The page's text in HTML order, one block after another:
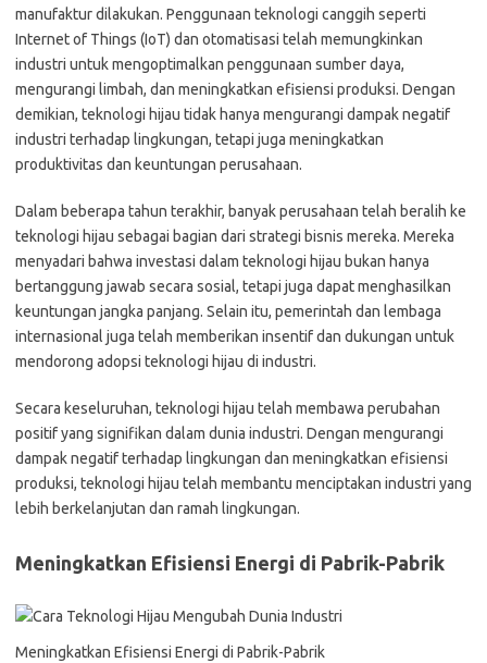
manufaktur dilakukan. Penggunaan teknologi canggih seperti
Internet of Things (IoT) dan otomatisasi telah memungkinkan
industri untuk mengoptimalkan penggunaan sumber daya,
mengurangi limbah, dan meningkatkan efisiensi produksi. Dengan
demikian, teknologi hijau tidak hanya mengurangi dampak negatif
industri terhadap lingkungan, tetapi juga meningkatkan
produktivitas dan keuntungan perusahaan.
Dalam beberapa tahun terakhir, banyak perusahaan telah beralih ke
teknologi hijau sebagai bagian dari strategi bisnis mereka. Mereka
menyadari bahwa investasi dalam teknologi hijau bukan hanya
bertanggung jawab secara sosial, tetapi juga dapat menghasilkan
keuntungan jangka panjang. Selain itu, pemerintah dan lembaga
internasional juga telah memberikan insentif dan dukungan untuk
mendorong adopsi teknologi hijau di industri.
Secara keseluruhan, teknologi hijau telah membawa perubahan
positif yang signifikan dalam dunia industri. Dengan mengurangi
dampak negatif terhadap lingkungan dan meningkatkan efisiensi
produksi, teknologi hijau telah membantu menciptakan industri yang
lebih berkelanjutan dan ramah lingkungan.
Meningkatkan Efisiensi Energi di Pabrik-Pabrik
Meningkatkan Efisiensi Energi di Pabrik-Pabrik